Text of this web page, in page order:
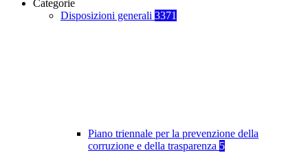
Categorie
Disposizioni generali 3371
Piano triennale per la prevenzione della
corruzione e della trasparenza 5